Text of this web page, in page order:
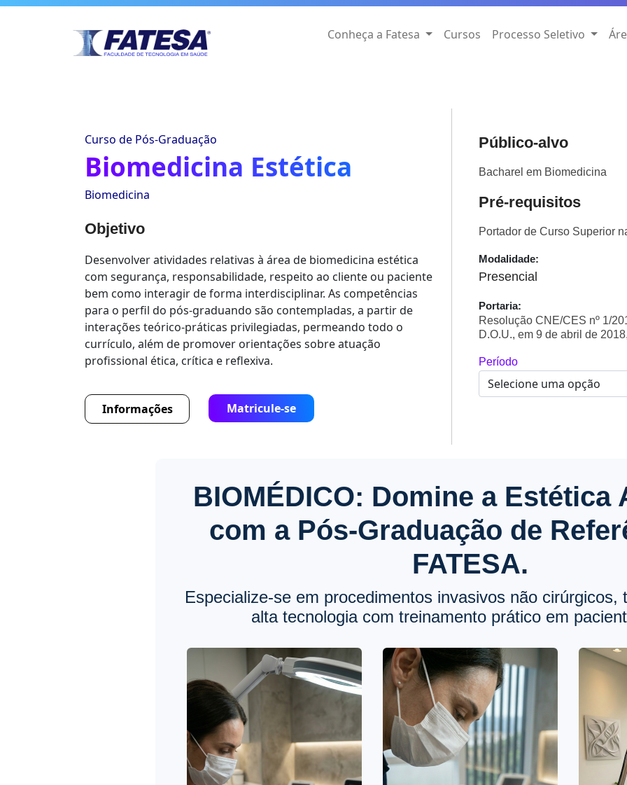
Conheça a Fatesa Cursos Processo Seletivo
Curso de Pós-Graduação
Biomedicina Estética
Biomedicina
Objetivo
Desenvolver atividades relativas à área de biomedicina estética
com segurança, responsabilidade, respeito ao cliente ou paciente
bem como interagir de forma interdisciplinar. As competências
para o perfil do pós-graduando são contempladas, a partir de
interações teórico-práticas privilegiadas, permeando todo o
currículo, além de promover orientações sobre atuação
profissional ética, crítica e reflexiva.
Informações Matricule-se
Público-alvo
Bacharel em Biomedicina
Pré-requisitos
Portador de Curso Superior
Modalidade:
Presencial
Portaria:
Resolução CNE/CES nº 1/
D.O.U., em 9 de abril de
Período
BIOMÉDICO: Domine a Estética
com a Pós-Graduação de
FATESA.
Especialize-se em procedimentos invasivos não cirúrgicos,
alta tecnologia com treinamento prático em